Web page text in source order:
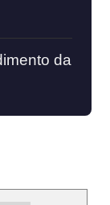
da